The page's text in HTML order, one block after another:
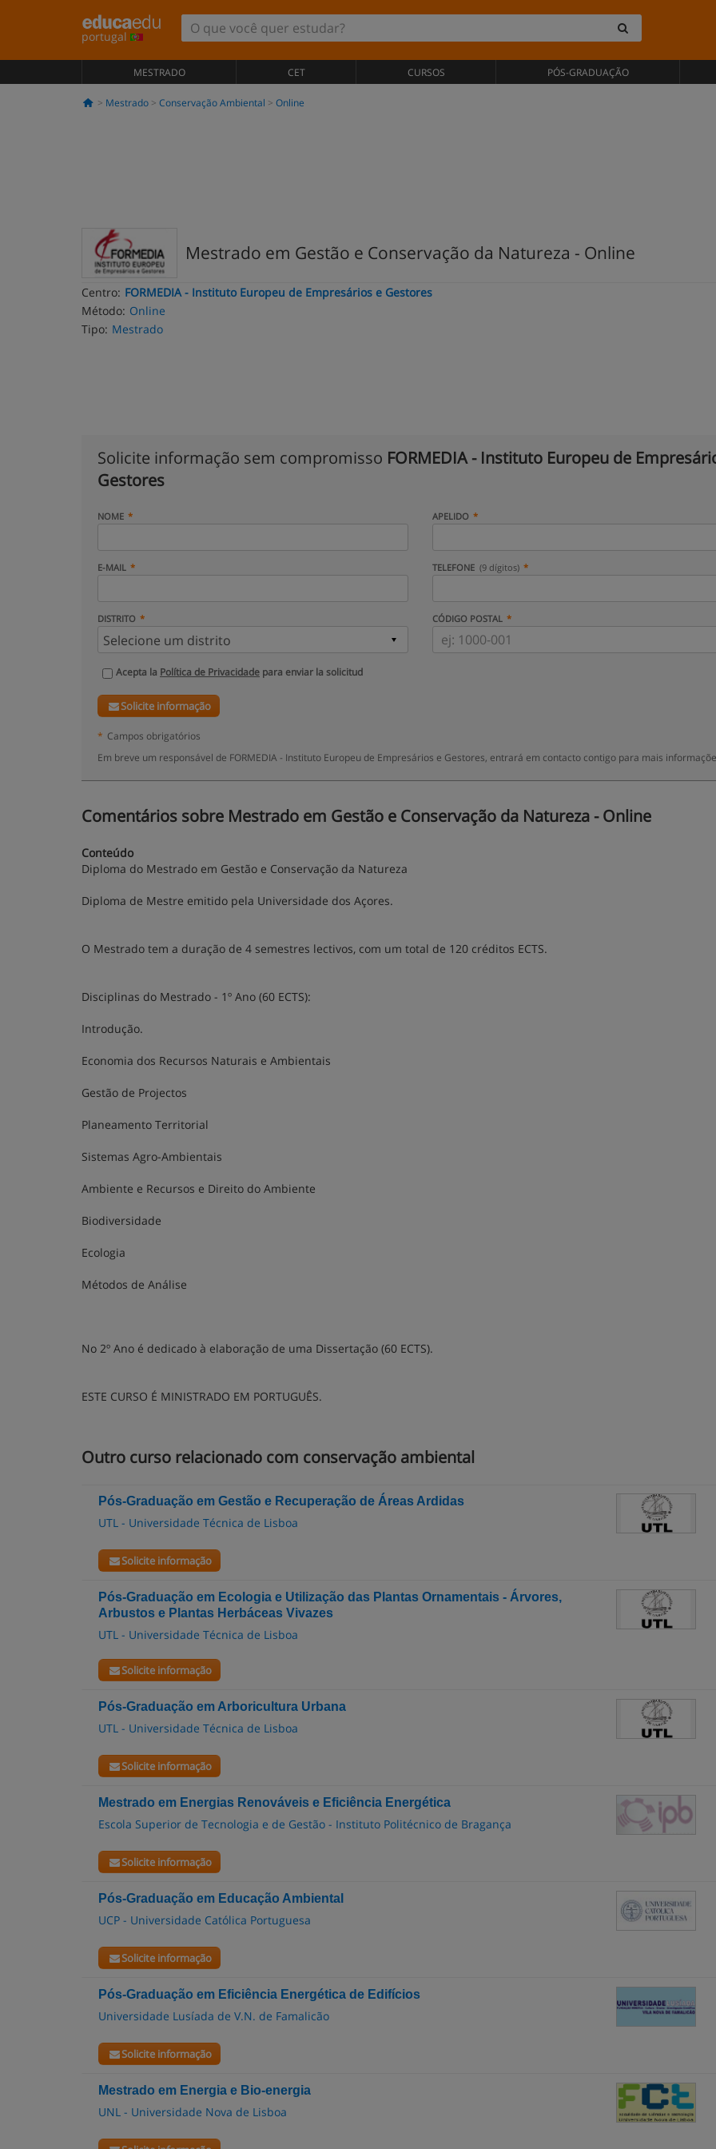
portugal
MESTRADO CET CURSOS PÓS-GRADUAÇÃO
Mestrado Conservação Ambiental Online
Mestrado em Gestão e Conservação da Natureza - Online
Centro: FORMEDIA - Instituto Europeu de Empresários e Gestores
Método: Online
Tipo: Mestrado
Solicite informação sem compromisso FORMEDIA - Instituto Europeu de
Gestores
NOME APELIDO
E-MAIL TELEFONE (9 dígitos)
DISTRITO CÓDIGO POSTAL
Acepta la Política de Privacidade para enviar la solicitud
Solicite informação
* Campos obrigatórios
Em breve um responsável de FORMEDIA - Instituto Europeu de Empresários e Gestores, entrará em contacto contigo para mais
Comentários sobre Mestrado em Gestão e Conservação da Natureza - Online
Conteúdo
Diploma do Mestrado em Gestão e Conservação da Natureza
Diploma de Mestre emitido pela Universidade dos Açores.
O Mestrado tem a duração de 4 semestres lectivos, com um total de 120 créditos ECTS.
Disciplinas do Mestrado - 1º Ano (60 ECTS):
Introdução.
Economia dos Recursos Naturais e Ambientais
Gestão de Projectos
Planeamento Territorial
Sistemas Agro-Ambientais
Ambiente e Recursos e Direito do Ambiente
Biodiversidade
Ecologia
Métodos de Análise
No 2º Ano é dedicado à elaboração de uma Dissertação (60 ECTS).
ESTE CURSO É MINISTRADO EM PORTUGUÊS.
Outro curso relacionado com conservação ambiental
Pós-Graduação em Gestão e Recuperação de Áreas Ardidas
UTL - Universidade Técnica de Lisboa
Solicite informação
Pós-Graduação em Ecologia e Utilização das Plantas Ornamentais - Árvores,
Arbustos e Plantas Herbáceas Vivazes
UTL - Universidade Técnica de Lisboa
Solicite informação
Pós-Graduação em Arboricultura Urbana
UTL - Universidade Técnica de Lisboa
Solicite informação
Mestrado em Energias Renováveis e Eficiência Energética
Escola Superior de Tecnologia e de Gestão - Instituto Politécnico de Bragança
Solicite informação
Pós-Graduação em Educação Ambiental
UCP - Universidade Católica Portuguesa
Solicite informação
Pós-Graduação em Eficiência Energética de Edifícios
Universidade Lusíada de V.N. de Famalicão
Solicite informação
Mestrado em Energia e Bio-energia
UNL - Universidade Nova de Lisboa